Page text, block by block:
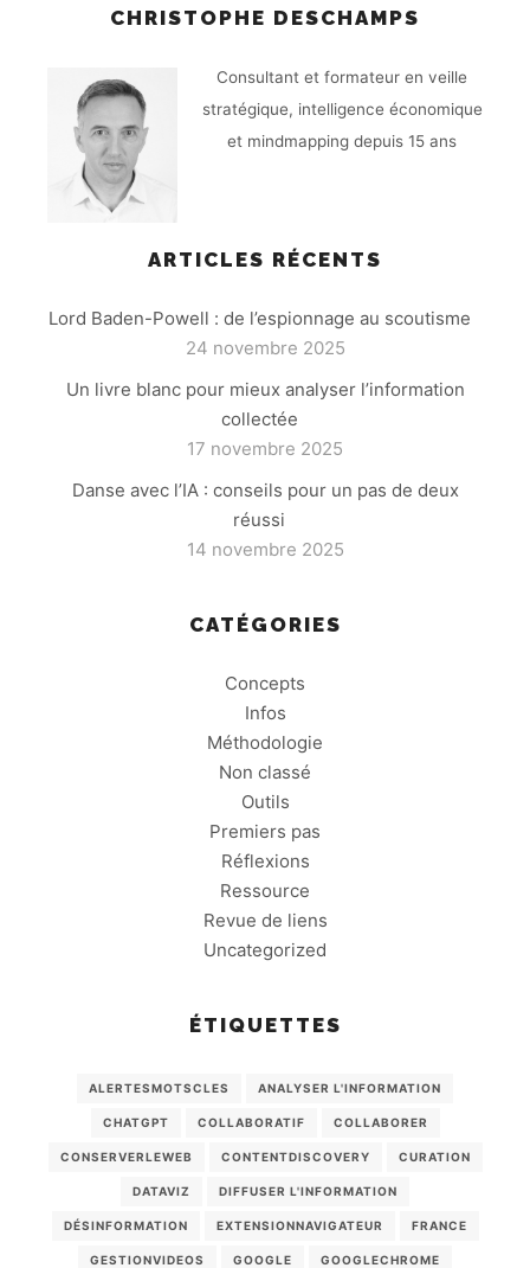
CHRISTOPHE DESCHAMPS
Consultant et formateur en veille
stratégique, intelligence économique
et mindmapping depuis 15 ans
ARTICLES RÉCENTS
Lord Baden-Powell : de l’espionnage au scoutisme
24 novembre 2025
Un livre blanc pour mieux analyser l’information
collectée
17 novembre 2025
Danse avec l’IA : conseils pour un pas de deux
réussi
14 novembre 2025
CATÉGORIES
Concepts
Infos
Méthodologie
Non classé
Outils
Premiers pas
Réflexions
Ressource
Revue de liens
Uncategorized
ÉTIQUETTES
ALERTESMOTSCLES ANALYSER L'INFORMATION
CHATGPT COLLABORATIF COLLABORER
CONSERVERLEWEB CONTENTDISCOVERY CURATION
DATAVIZ DIFFUSER L'INFORMATION
DÉSINFORMATION EXTENSIONNAVIGATEUR FRANCE
GESTIONVIDEOS GOOGLE GOOGLECHROME